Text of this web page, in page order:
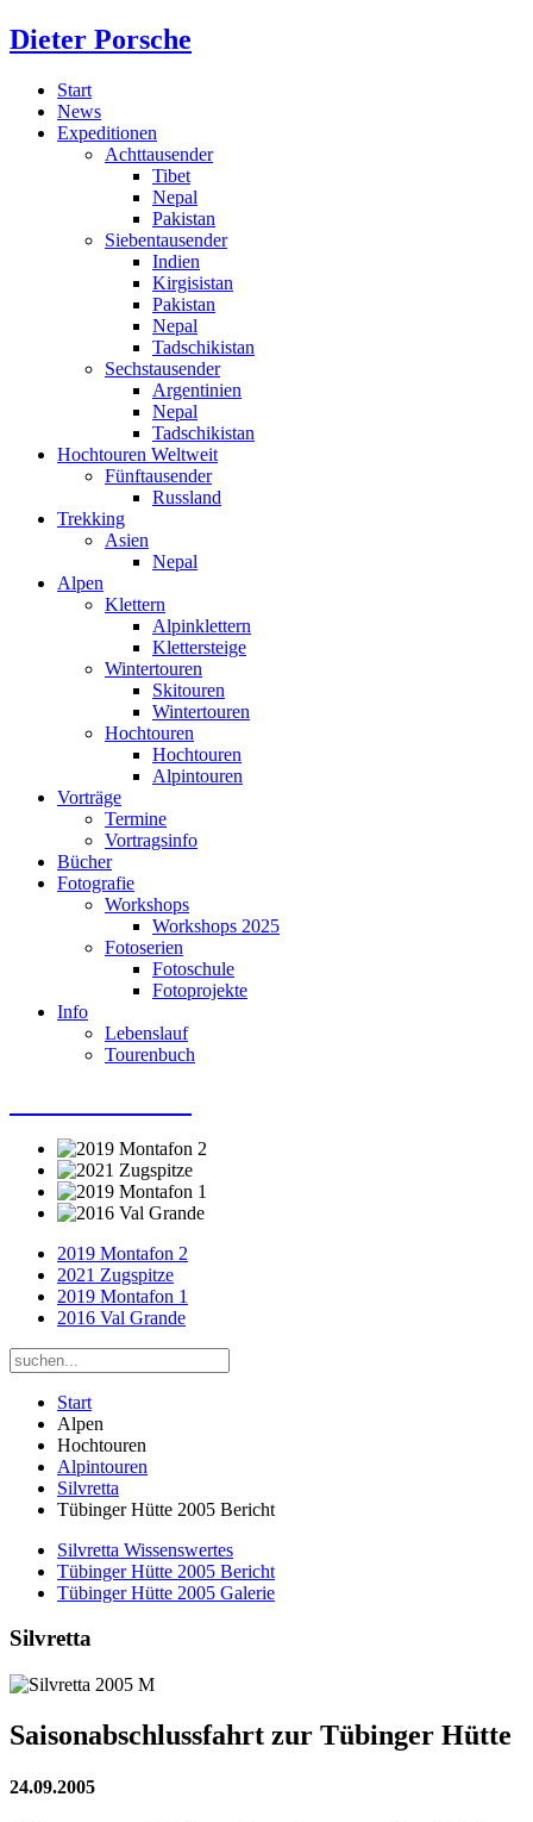
Dieter Porsche
Start
News
Expeditionen
Achttausender
Tibet
Nepal
Pakistan
Siebentausender
Indien
Kirgisistan
Pakistan
Nepal
Tadschikistan
Sechstausender
Argentinien
Nepal
Tadschikistan
Hochtouren Weltweit
Fünftausender
Russland
Trekking
Asien
Nepal
Alpen
Klettern
Alpinklettern
Klettersteige
Wintertouren
Skitouren
Wintertouren
Hochtouren
Hochtouren
Alpintouren
Vorträge
Termine
Vortragsinfo
Bücher
Fotografie
Workshops
Workshops 2025
Fotoserien
Fotoschule
Fotoprojekte
Info
Lebenslauf
Tourenbuch
2019 Montafon 2
2021 Zugspitze
2019 Montafon 1
2016 Val Grande
Start
Alpen
Hochtouren
Alpintouren
Silvretta
Tübinger Hütte 2005 Bericht
Silvretta Wissenswertes
Tübinger Hütte 2005 Bericht
Tübinger Hütte 2005 Galerie
Silvretta
Saisonabschlussfahrt zur Tübinger Hütte
24.09.2005